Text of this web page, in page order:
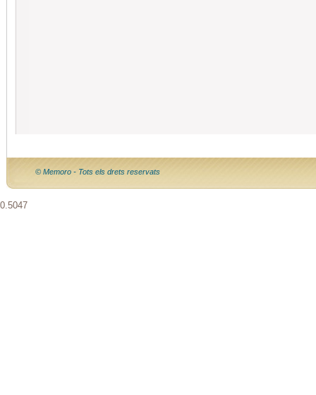
© Memoro - Tots els drets reservats
0.5047